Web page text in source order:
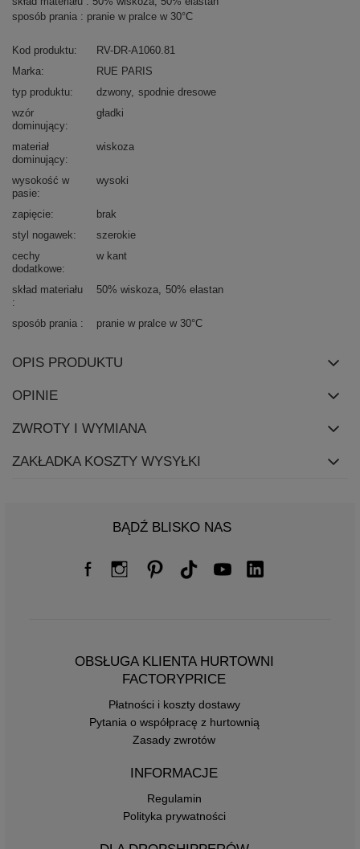
sposób prania : pranie w pralce w 30°C
Kod produktu
RV-DR-A1060.81
Marka
RUE PARIS
typ produktu
dzwony spodnie dresowe
wzór
dominujący
gładki
materiał
dominujący
wiskoza
wysokość w
pasie
wysoki
zapięcie
brak
styl nogawek
szerokie
cechy
dodatkowe
w kant
skład materiału 50% wiskoza 50% elastan
sposób prania pranie w pralce w 30°C
OPIS PRODUKTU
OPINIE
ZWROTY I WYMIANA
ZAKŁADKA KOSZTY WYSYŁKI
BĄDŹ BLISKO NAS
OBSŁUGA KLIENTA HURTOWNI
FACTORYPRICE
Płatności i koszty dostawy
Pytania o współpracę z hurtownią
Zasady zwrotów
INFORMACJE
Regulamin
Polityka prywatności